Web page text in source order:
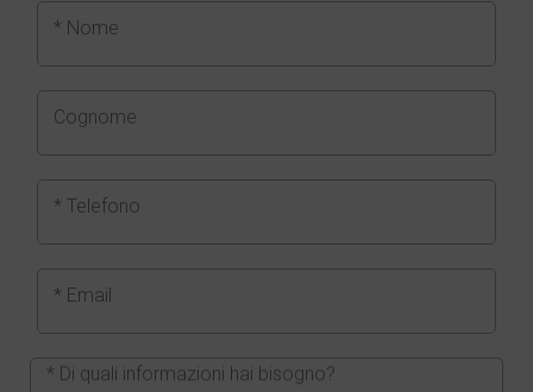
* Nome
Cognome
* Telefono
* Email
* Di quali informazioni hai bisogno?